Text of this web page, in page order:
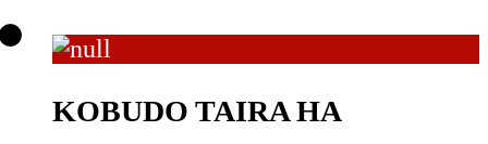
KOBUDO TAIRA HA